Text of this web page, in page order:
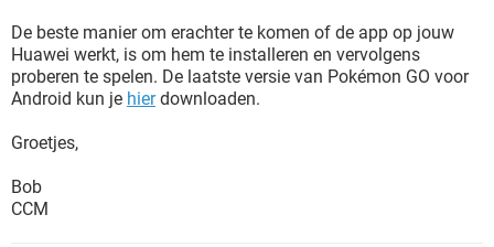
De beste manier om erachter te komen of de app op jouw
Huawei werkt, is om hem te installeren en vervolgens
proberen te spelen. De laatste versie van Pokémon GO voor
Android kun je hierdownloaden.
Groetjes,
Bob
CCM